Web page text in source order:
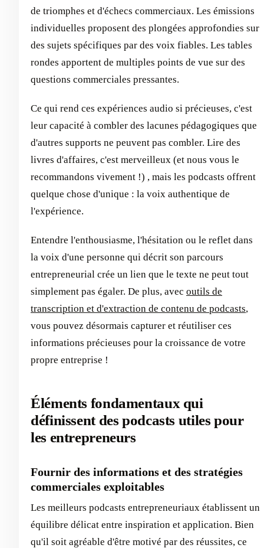
de triomphes et d'échecs commerciaux. Les émissions
individuelles proposent des plongées approfondies sur
des sujets spécifiques par des voix fiables. Les tables
rondes apportent de multiples points de vue sur des
questions commerciales pressantes.
Ce qui rend ces expériences audio si précieuses, c'est
leur capacité à combler des lacunes pédagogiques que
d'autres supports ne peuvent pas combler. Lire des
livres d'affaires, c'est merveilleux (et nous vous le
recommandons vivement !) , mais les podcasts offrent
quelque chose d'unique : la voix authentique de
l'expérience.
Entendre l'enthousiasme, l'hésitation ou le reflet dans
la voix d'une personne qui décrit son parcours
entrepreneurial crée un lien que le texte ne peut tout
simplement pas égaler. De plus, avec outils de
transcription et d'extraction de contenu de podcasts,
vous pouvez désormais capturer et réutiliser ces
informations précieuses pour la croissance de votre
propre entreprise !
Éléments fondamentaux qui
définissent des podcasts utiles pour
les entrepreneurs
Fournir des informations et des stratégies
commerciales exploitables
Les meilleurs podcasts entrepreneuriaux établissent un
équilibre délicat entre inspiration et application. Bien
qu'il soit agréable d'être motivé par des réussites, ce